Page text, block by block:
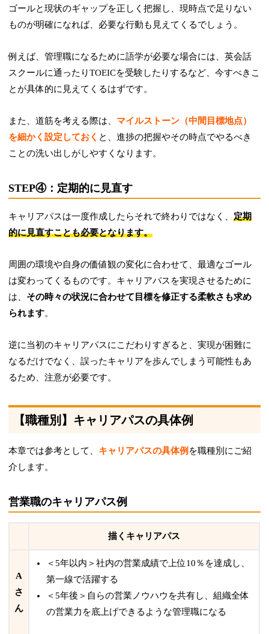
ゴールと現状のギャップを正しく把握し、現時点で足りない
ものが明確になれば、必要な行動も見えてくるでしょう。
例えば、管理職になるために語学が必要な場合には、英会話
スクールに通ったりTOEICを受験したりするなど、今すべきこ
とが具体的に見えてくるはずです。
また、道筋を考える際は、 マイルストーン（中間目標地点）
を細かく設定しておく と、進捗の把握やその時点でやるべき
ことの洗い出しがしやすくなります。
STEP④：定期的に見直す
キャリアパスは一度作成したらそれで終わりではなく、定期
的に見直すことも必要となります。
周囲の環境や自身の価値観の変化に合わせて、最適なゴール
は変わってくるものです。キャリアパスを実現させるために
は、 その時々の状況に合わせて目標を修正する柔軟さも求め
られます。
逆に当初のキャリアパスにこだわりすぎると、実現が困難に
なるだけでなく、誤ったキャリアを歩んでしまう可能性もあ
るため、注意が必要です。
【職種別】キャリアパスの具体例
本章では参考として、 キャリアパスの具体例 を職種別にご紹
介します。
営業職のキャリアパス例
描くキャリアパス
A
さ
ん
＜5年以内＞社内の営業成績で上位10％を達成し、
第一線で活躍する
＜5年後＞自らの営業ノウハウを共有し、組織全体
の営業力を底上げできるような管理職になる